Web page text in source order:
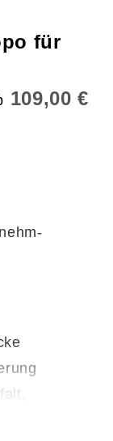
für
109,00 €